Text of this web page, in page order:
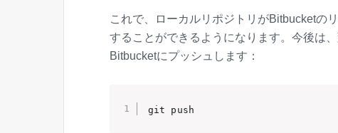
これで、ローカルリポジトリがBitbucketの
することができるようになります。今後は
Bitbucketにプッシュします：
git push